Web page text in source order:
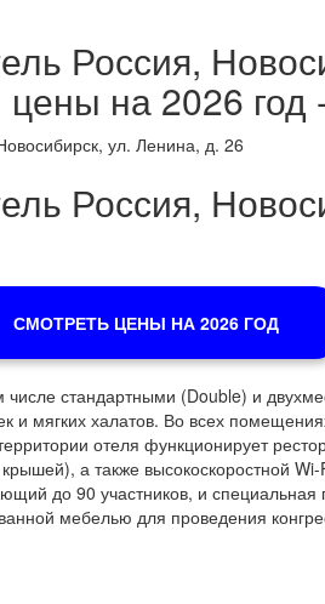
Россия,
на 2026
ул. Ленина, д. 26
Россия,
СМОТРЕТЬ ЦЕНЫ НА 2026 ГОД
стандартными (Double) и
и мягких халатов. Во всех
отеля функционирует
а также высокоскоростной
до 90 участников, и
мебелью для проведения